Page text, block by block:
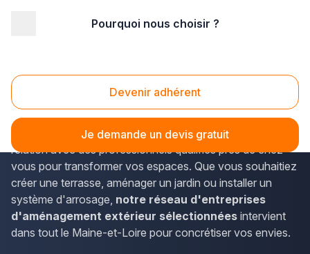
Pourquoi nous choisir ?
Devenir adhérent
Je demande un devis gratuit
Aménagement extérieur Sèvremoine (49450)
Vous envisagez unprojet d'aménagement extérieur
à Sèvremoine? La solution Plus que pro vous met en
relation avec des professionnels qualifiés près de chez
vous pour transformer vos espaces. Que vous souhaitiez
créer une terrasse, aménager un jardin ou installer un
système d'arrosage, notre réseau d'entreprises
d'aménagement extérieur sélectionnées intervient
dans tout le Maine-et-Loire pour concrétiser vos envies.